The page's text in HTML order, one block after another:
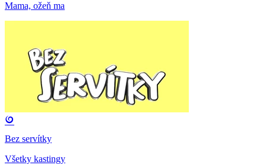
Mama, ožeň ma
Bez servítky
Všetky kastingy